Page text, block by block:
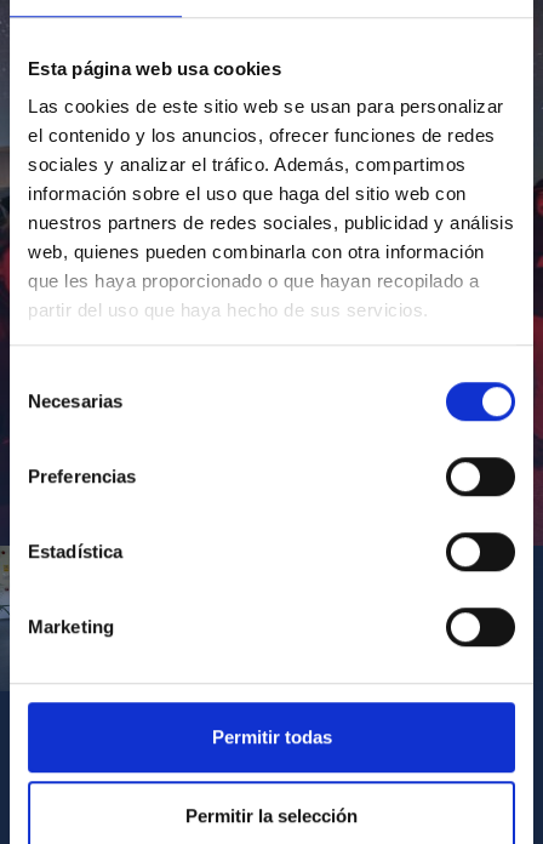
Esta página web usa cookies
Las cookies de este sitio web se usan para personalizar
el contenido y los anuncios, ofrecer funciones de redes
sociales y analizar el tráfico. Además, compartimos
información sobre el uso que haga del sitio web con
nuestros partners de redes sociales, publicidad y análisis
web, quienes pueden combinarla con otra información
que les haya proporcionado o que hayan recopilado a
partir del uso que haya hecho de sus servicios.
Necesarias
Preferencias
Estadística
Marketing
Permitir todas
Permitir la selección
VER TODOS LOS ARCHIVOS MULTIMEDIA